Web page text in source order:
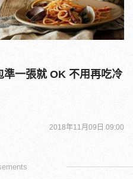
準一張就 OK 不用再吃冷
2018年11月09日 09:00